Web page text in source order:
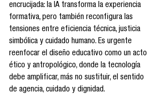
encrucijada: la IA transforma la experiencia
formativa, pero también reconfigura las
tensiones entre eficiencia técnica, justicia
simbólica y cuidado humano. Es urgente
reenfocar el diseño educativo como un acto
ético y antropológico, donde la tecnología
debe amplificar, más no sustituir, el sentido
de agencia, cuidado y dignidad.